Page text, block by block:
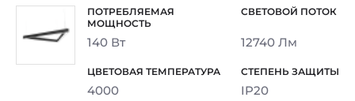
140 Вт 12740 Лм
4000 IP20